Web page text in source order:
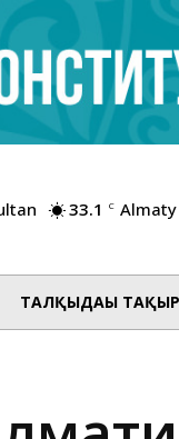
33.1 C Almaty
ТАЛҚЫДАҒЫ